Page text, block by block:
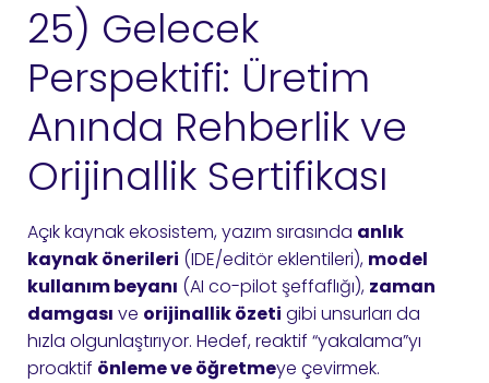
25) Gelecek
Perspektifi: Üretim
Anında Rehberlik ve
Orijinallik Sertifikası
Açık kaynak ekosistem, yazım sırasında anlık
kaynak önerileri (IDE/editör eklentileri), model
kullanım beyanı (AI co-pilot şeffaflığı), zaman
damgası ve orijinallik özeti gibi unsurları da
hızla olgunlaştırıyor. Hedef, reaktif “yakalama”yı
proaktif önleme ve öğretmeye çevirmek.